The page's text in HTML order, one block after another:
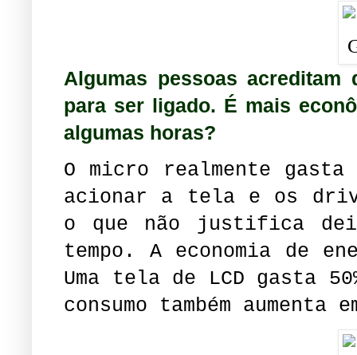
Algumas pessoas
para ser ligado. É mais
algumas horas?
O micro realmente
acionar a tela e os
o que não justifica
tempo. A economia de
Uma tela de LCD gasta
consumo também aumenta